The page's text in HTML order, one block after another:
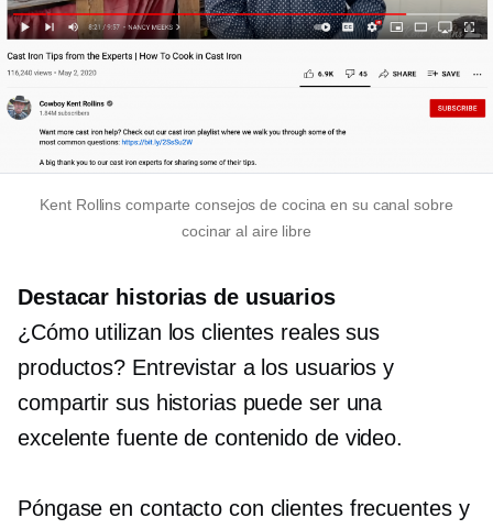
Kent Rollins comparte consejos de cocina en su canal sobre
cocinar al aire libre
Destacar historias de usuarios
¿Cómo utilizan los clientes reales sus
productos? Entrevistar a los usuarios y
compartir sus historias puede ser una
excelente fuente de contenido de video.
Póngase en contacto con clientes frecuentes y